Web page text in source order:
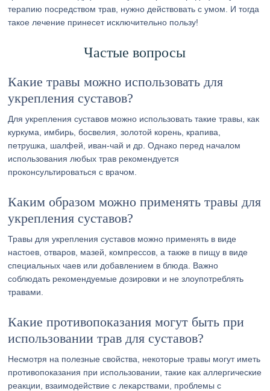
терапию посредством трав, нужно действовать с умом. И тогда
такое лечение принесет исключительно пользу!
Частые вопросы
Какие травы можно использовать для
укрепления суставов?
Для укрепления суставов можно использовать такие травы, как
куркума, имбирь, босвелия, золотой корень, крапива,
петрушка, шалфей, иван-чай и др. Однако перед началом
использования любых трав рекомендуется
проконсультироваться с врачом.
Каким образом можно применять травы для
укрепления суставов?
Травы для укрепления суставов можно применять в виде
настоев, отваров, мазей, компрессов, а также в пищу в виде
специальных чаев или добавлением в блюда. Важно
соблюдать рекомендуемые дозировки и не злоупотреблять
травами.
Какие противопоказания могут быть при
использовании трав для суставов?
Несмотря на полезные свойства, некоторые травы могут иметь
противопоказания при использовании, такие как аллергические
реакции, взаимодействие с лекарствами, проблемы с